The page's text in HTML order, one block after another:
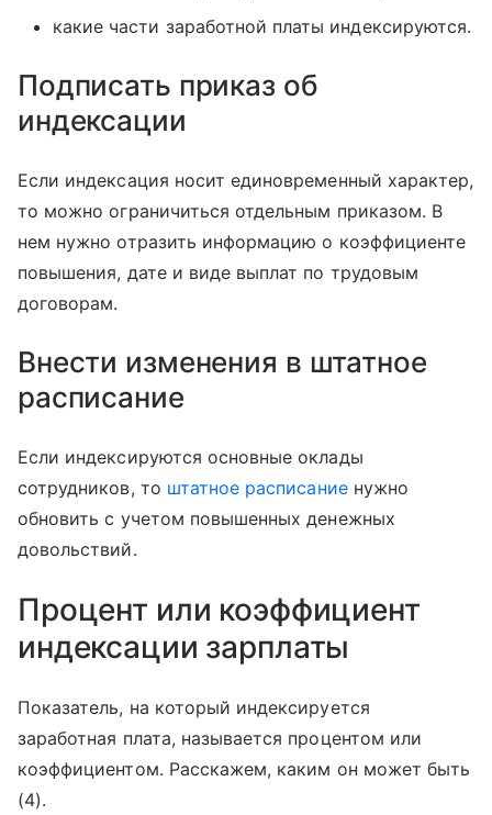
какие части заработной платы индексируются.
Подписать приказ об
индексации
Если индексация носит единовременный характер,
то можно ограничиться отдельным приказом. В
нем нужно отразить информацию о коэффициенте
повышения, дате и виде выплат по трудовым
договорам.
Внести изменения в штатное
расписание
Если индексируются основные оклады
сотрудников, то штатное расписаниенужно
обновить с учетом повышенных денежных
довольствий.
Процент или коэффициент
индексации зарплаты
Показатель, на который индексируется
заработная плата, называется процентом или
коэффициентом. Расскажем, каким он может быть
(4).